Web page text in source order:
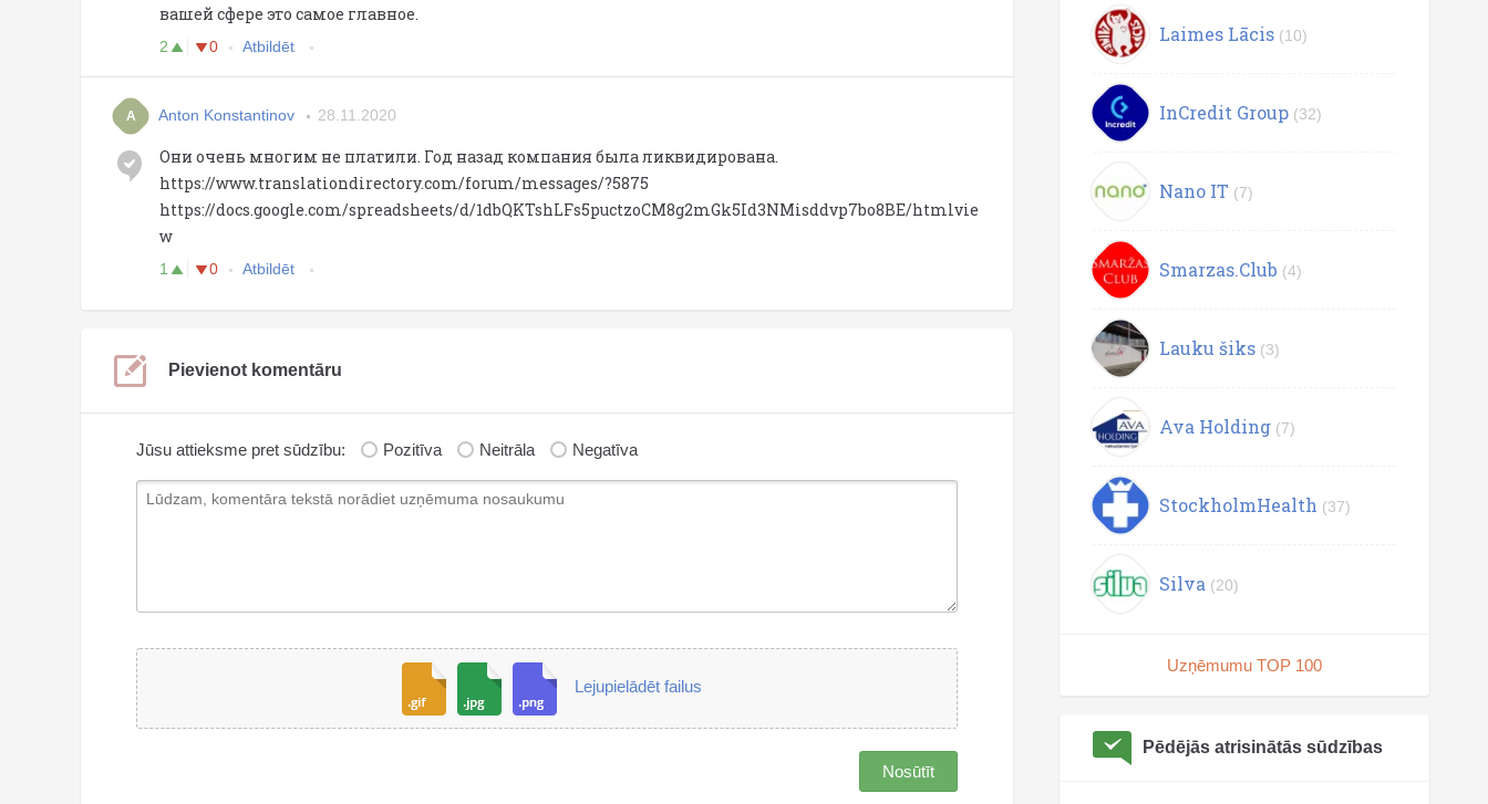
вашей сфере это самое главное.
2 0 Atbildēt
A Anton Konstantinov 28.11.2020
Они очень многим не платили. Год назад компания была ликвидирована.
https://www.translationdirectory.com/forum/messages/?5875
https://docs.google.com/spreadsheets/d/1dbQKTshLFs5puctzoCM8g2mGk5Id3NMisddvp7bo8BE/htmlvie
w
1 0 Atbildēt
Pievienot komentāru
Jūsu attieksme pret sūdzību: Pozitīva Neitrāla Negatīva
Lejupielādēt failus
Nosūtīt
Laimes Lācis (10)
InCredit Group (32)
Nano IT (7)
Smarzas.Club (4)
Lauku šiks (3)
Ava Holding (7)
StockholmHealth (37)
Silva (20)
Uzņēmumu TOP 100
Pēdējās atrisinātās sūdzības